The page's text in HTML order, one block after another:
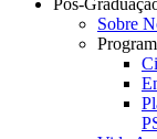
Pós-
Sobre